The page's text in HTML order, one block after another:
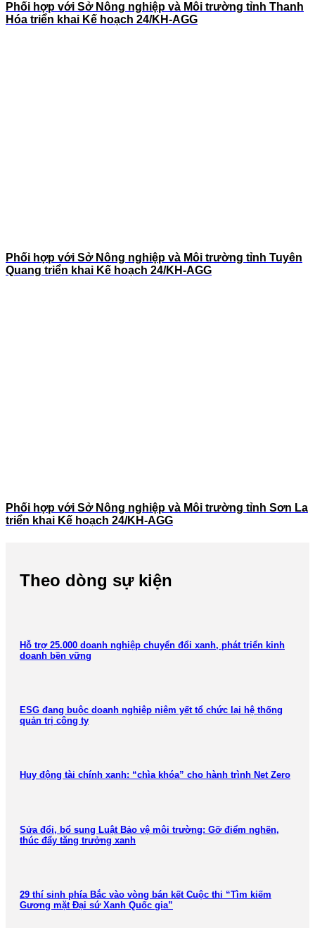
Phối hợp với Sở Nông nghiệp và Môi trường tỉnh Thanh
Hóa triển khai Kế hoạch 24/KH-AGG
Phối hợp với Sở Nông nghiệp và Môi trường tỉnh Tuyên
Quang triển khai Kế hoạch 24/KH-AGG
Phối hợp với Sở Nông nghiệp và Môi trường tỉnh Sơn La
triển khai Kế hoạch 24/KH-AGG
Theo dòng sự kiện
Hỗ trợ 25.000 doanh nghiệp chuyển đổi xanh, phát triển kinh
doanh bền vững
ESG đang buộc doanh nghiệp niêm yết tổ chức lại hệ thống
quản trị công ty
Huy động tài chính xanh: “chìa khóa” cho hành trình Net Zero
Sửa đổi, bổ sung Luật Bảo vệ môi trường: Gỡ điểm nghẽn,
thúc đẩy tăng trưởng xanh
29 thí sinh phía Bắc vào vòng bán kết Cuộc thi “Tìm kiếm
Gương mặt Đại sứ Xanh Quốc gia”